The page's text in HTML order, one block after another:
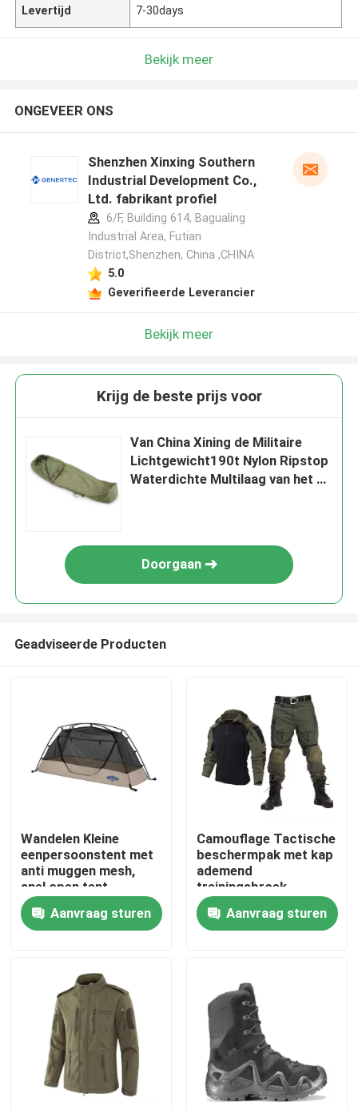
Thuis
Producten
Video's
Over ons
Fabriekstocht
Kwaliteitscontrole
Levertijd 7-30days
Bekijk meer
ONGEVEER ONS
Shenzhen Xinxing Southern
Industrial Development Co.,
Ltd. fabrikant profiel
6/F, Building 614, Bagualing
Industrial Area, Futian
District,Shenzhen, China ,CHINA
5.0
Geverifieerde Leverancier
Bekijk meer
Krijg de beste prijs voor
Van China Xining de Militaire
Lichtgewicht190t Nylon Ripstop
Waterdichte Multilaag van het de
Doorgaan
Geadviseerde Producten
Wandelen Kleine
eenpersoonstent met
anti muggen mesh,
snel open tent
Aanvraag sturen
Camouflage Tactische
beschermpak met kap
ademend
trainingsbroek
overhemd en broek
Aanvraag sturen